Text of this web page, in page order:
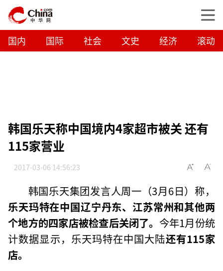
国内 国际 社会 文史 经济 滚动
韩国乐天称中国境内4家超市被关 还有
115家营业
2017-03-06 14:56:23
韩国乐天集团发言人周一（3月6日）称，
乐天玛特在中国辽宁丹东、江苏常州和其他两
个地方的四家店被检查后关闭了。 今年1月份统
计数据显示，乐天玛特在中国大陆还有115家
店。